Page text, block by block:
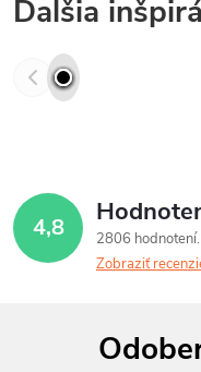
Ďalšia
4,8
2806 hodnotení
Zobraziť